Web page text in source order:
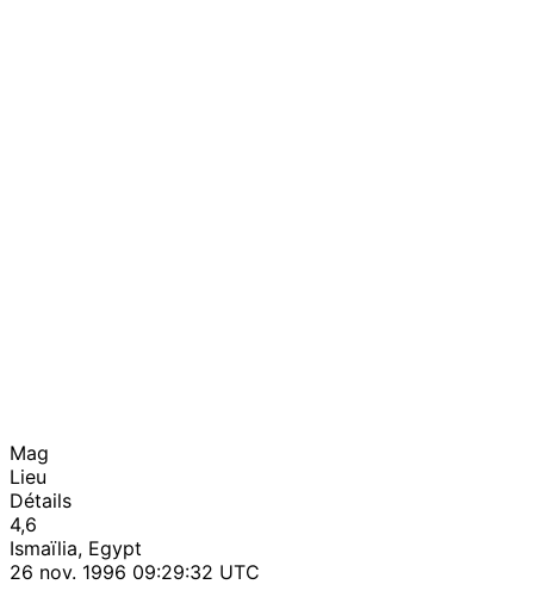
Mag
Lieu
Détails
4,6
Ismaïlia, Egypt
26 nov. 1996 09:29:32 UTC